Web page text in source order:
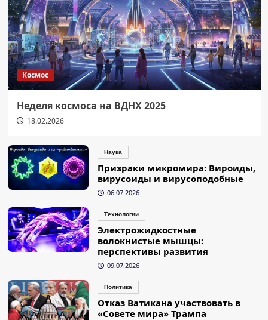
Космос
Неделя космоса на ВДНХ 2025
18.02.2026
Наука
Призраки микромира: Вироиды,
вирусоиды и вирусоподобные
06.07.2026
Технологии
Электрожидкостные
волокнистые мышцы:
перспективы развития
09.07.2026
Политика
Отказ Ватикана участвовать в
«Совете мира» Трампа